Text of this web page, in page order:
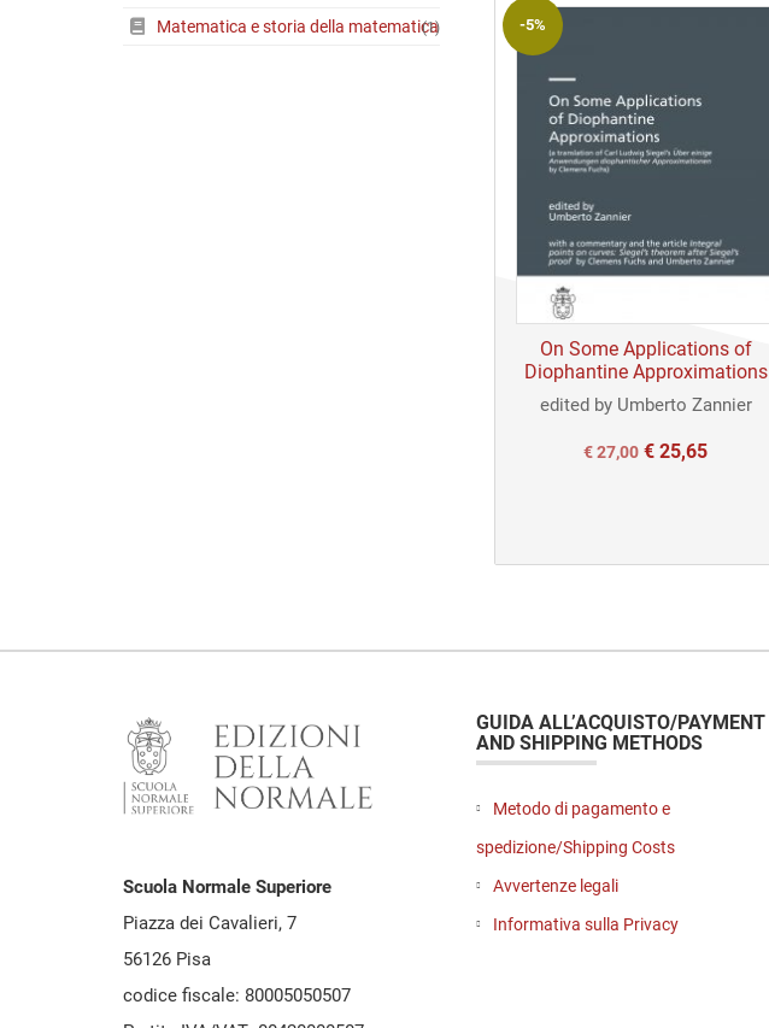
Open access
base
-5%
On Some Applications of
Diophantine Approximations
edited by Umberto Zannier
Il
era:
€27,00Il
è:
€ 25,65
Matematica e storia della matematica
(1)
Scuola Normale Superiore
Piazza dei Cavalieri, 7
56126 Pisa
codice fiscale: 80005050507
GUIDA ALL’ACQUISTO/PAYMENT
AND SHIPPING METHODS
Metodo di pagamento e
spedizione/Shipping Costs
Avvertenze legali
Informativa sulla Privacy